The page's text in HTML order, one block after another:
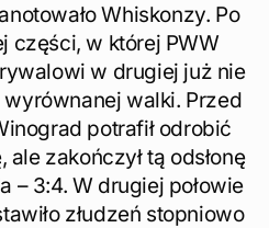
Whiskonzy. Po
części, w której PWW
w drugiej już nie
wyrównanej walki. Przed
potrafił odrobić
zakończył tą odsłonę
– 3:4. W drugiej połowie
złudzeń stopniowo